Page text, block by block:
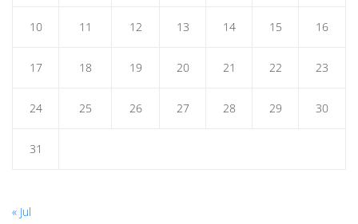
10 11 12 13 14 15 16
17 18 19 20 21 22 23
24 25 26 27 28 29 30
31
« Jul